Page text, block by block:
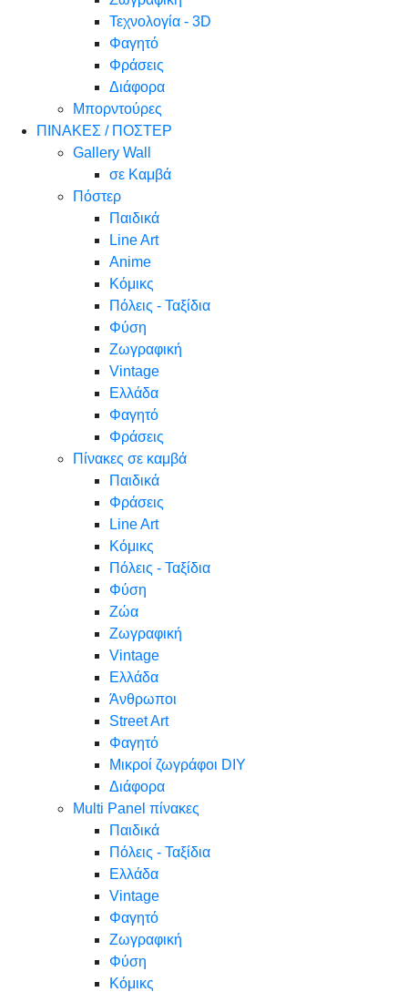
Τεχνολογία - 3D
Φαγητό
Φράσεις
Διάφορα
Μπορντούρες
ΠΙΝΑΚΕΣ / ΠΟΣΤΕΡ
Gallery Wall
σε Καμβά
Πόστερ
Παιδικά
Line Art
Anime
Κόμικς
Πόλεις - Ταξίδια
Φύση
Ζωγραφική
Vintage
Ελλάδα
Φαγητό
Φράσεις
Πίνακες σε καμβά
Παιδικά
Φράσεις
Line Art
Κόμικς
Πόλεις - Ταξίδια
Φύση
Ζώα
Ζωγραφική
Vintage
Ελλάδα
Άνθρωποι
Street Art
Φαγητό
Μικροί ζωγράφοι DIY
Διάφορα
Multi Panel πίνακες
Παιδικά
Πόλεις - Ταξίδια
Ελλάδα
Vintage
Φαγητό
Ζωγραφική
Φύση
Κόμικς